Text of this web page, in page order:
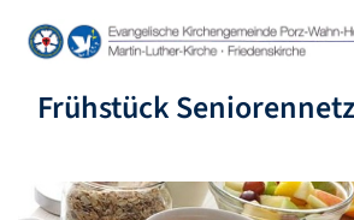
Frühstück